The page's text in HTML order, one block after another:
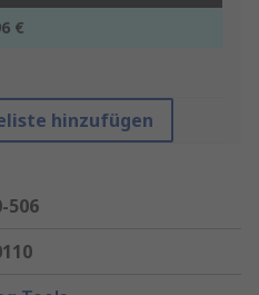
€
hinzufügen
506